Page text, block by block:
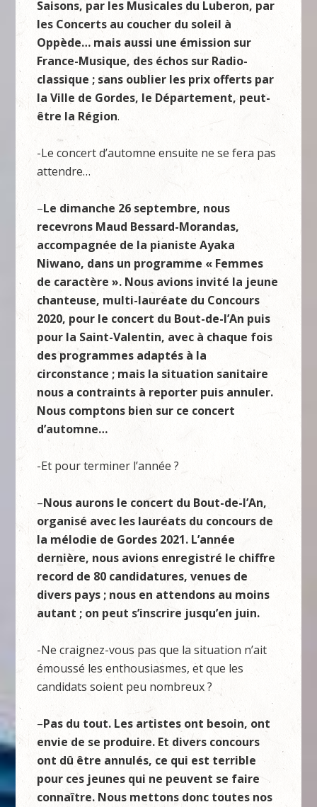
Saisons, par les Musicales du Luberon, par
les Concerts au coucher du soleil à
Oppède… mais aussi une émission sur
France-Musique, des échos sur Radio-
classique ; sans oublier les prix offerts par
la Ville de Gordes, le Département, peut-
être la Région.
-Le concert d’automne ensuite ne se fera pas
attendre…
–Le dimanche 26 septembre, nous
recevrons Maud Bessard-Morandas,
accompagnée de la pianiste Ayaka
Niwano, dans un programme « Femmes
de caractère ». Nous avions invité la jeune
chanteuse, multi-lauréate du Concours
2020, pour le concert du Bout-de-l’An puis
pour la Saint-Valentin, avec à chaque fois
des programmes adaptés à la
circonstance ; mais la situation sanitaire
nous a contraints à reporter puis annuler.
Nous comptons bien sur ce concert
d’automne…
-Et pour terminer l’année ?
–Nous aurons le concert du Bout-de-l’An,
organisé avec les lauréats du concours de
la mélodie de Gordes 2021. L’année
dernière, nous avions enregistré le chiffre
record de 80 candidatures, venues de
divers pays ; nous en attendons au moins
autant ; on peut s’inscrire jusqu’en juin.
-Ne craignez-vous pas que la situation n’ait
émoussé les enthousiasmes, et que les
candidats soient peu nombreux ?
–Pas du tout. Les artistes ont besoin, ont
envie de se produire. Et divers concours
ont dû être annulés, ce qui est terrible
pour ces jeunes qui ne peuvent se faire
connaître. Nous mettons donc toutes nos